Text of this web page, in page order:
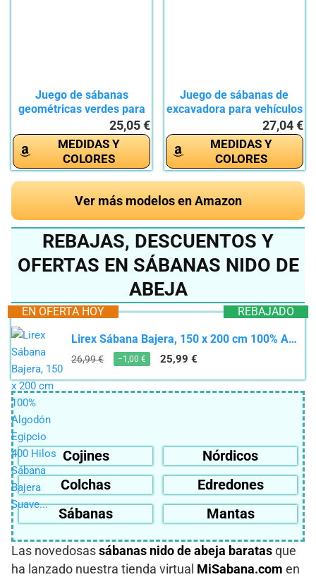
Juego de sábanas
geométricas verdes para
25,05 €
MEDIDAS Y
COLORES
Juego de sábanas de
excavadora para vehículos
27,04 €
MEDIDAS Y
COLORES
Ver más modelos en Amazon
REBAJAS, DESCUENTOS Y
OFERTAS EN SÁBANAS NIDO DE
ABEJA
REBAJADO
EN OFERTA HOY
Lirex Sábana Bajera, 150 x 200 cm 100% Algodón Egipcio 400 Hilos Sábana Bajera Suave...
26,99 € −1,00 € 25,99 €
Cojines
Nórdicos
Colchas
Edredones
Sábanas
Mantas
Las novedosas sábanas nido de abeja baratas que
ha lanzado nuestra tienda virtual MiSabana.com en